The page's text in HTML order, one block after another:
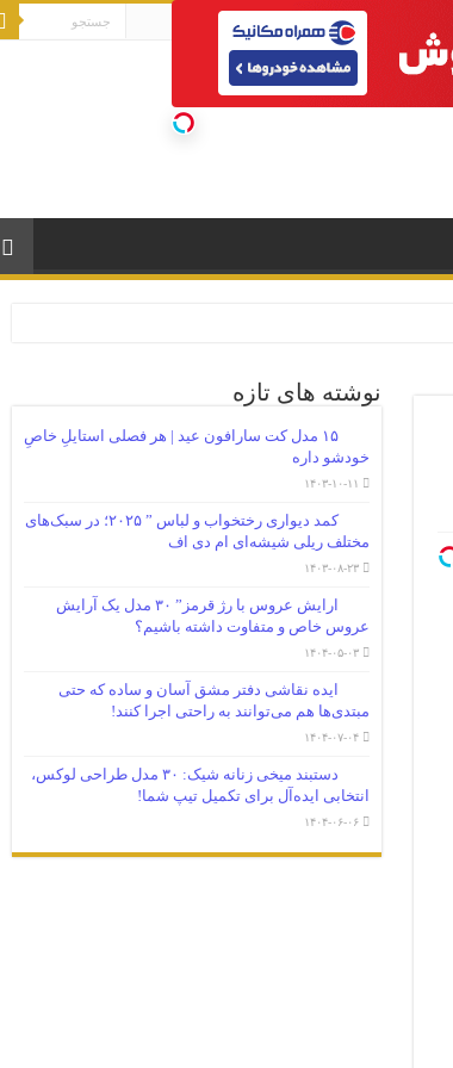
نوشته های تازه
۱۵ مدل کت سارافون عید | هر فصلی استایلِ خاصِ
خودشو داره
۱۴۰۳-۱۰-۱۱
کمد دیواری رختخواب و لباس ” ۲۰۲۵؛ در سبک‌های
مختلف ریلی شیشه‌ای ام دی اف
۱۴۰۳-۰۸-۲۳
ارایش عروس با رژ قرمز” ۳۰ مدل یک آرایش
عروس خاص و متفاوت داشته باشیم؟
۱۴۰۴-۰۵-۰۳
ایده نقاشی دفتر مشق آسان و ساده که حتی
مبتدی‌ها هم می‌توانند به راحتی اجرا کنند!
۱۴۰۴-۰۷-۰۴
دستبند میخی زنانه شیک: ۳۰ مدل طراحی لوکس،
انتخابی ایده‌آل برای تکمیل تیپ شما!
۱۴۰۴-۰۶-۰۶